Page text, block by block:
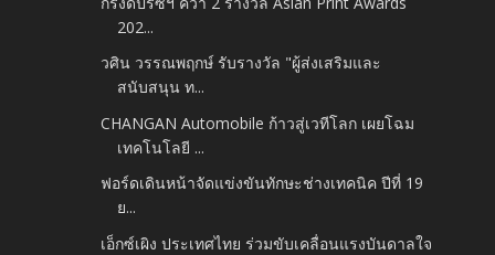
202...
วศิน วรรณพฤกษ์ รับรางวัล "ผู้ส่งเสริมและ
สนับสนุน ท...
CHANGAN Automobile ก้าวสู่เวทีโลก เผยโฉม
เทคโนโลยี ...
ฟอร์ดเดินหน้าจัดแข่งขันทักษะช่างเทคนิค ปีที่ 19
ย...
เอ็กซ์เผิง ประเทศไทย ร่วมขับเคลื่อนแรงบันดาลใจ